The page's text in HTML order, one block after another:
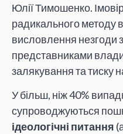
Юлії Тимошенко.
радикального методу
висловлення незгоди
представниками
залякування та тиску
У більш, ніж 40%
супроводжуються
ідеологічні питання